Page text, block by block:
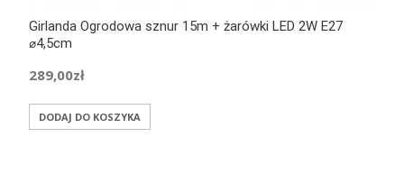
Girlanda Ogrodowa sznur 15m + żarówki LED 2W E27
⌀4,5cm
289,00zł
DODAJ DO KOSZYKA